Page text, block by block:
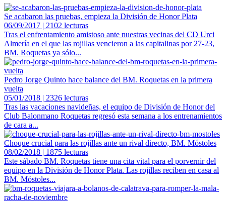
Se acabaron las pruebas, empieza la División de Honor Plata
06/09/2017 | 2102 lecturas
Tras el enfrentamiento amistoso ante nuestras vecinas del CD Urci
Almería en el que las rojillas vencieron a las capitalinas por 27-23,
BM. Roquetas ya sólo...
Pedro Jorge Quinto hace balance del BM. Roquetas en la primera
vuelta
05/01/2018 | 2326 lecturas
Tras las vacaciones navideñas, el equipo de División de Honor del
Club Balonmano Roquetas regresó esta semana a los entrenamientos
de cara a...
Choque crucial para las rojillas ante un rival directo, BM. Móstoles
08/02/2018 | 1875 lecturas
Este sábado BM. Roquetas tiene una cita vital para el porvernir del
equipo en la División de Honor Plata. Las rojillas reciben en casa al
BM. Móstoles...